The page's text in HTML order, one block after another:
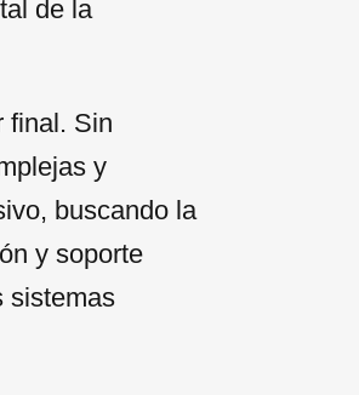
de la
final. Sin
y
buscando la
y soporte
sistemas